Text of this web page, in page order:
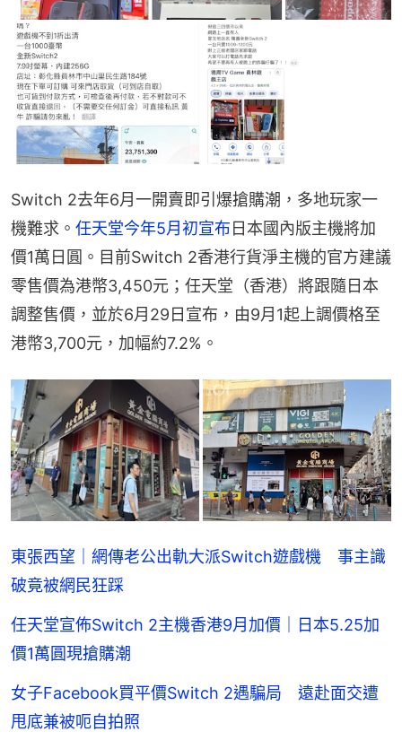
Switch 2去年6月一開賣即引爆搶購潮，多地玩家一
機難求。 任天堂今年5月初宣布 日本國內版主機將加
價1萬日圓。目前Switch 2香港行貨淨主機的官方建議
零售價為港幣3,450元；任天堂（香港）將跟隨日本
調整售價，並於6月29日宣布，由9月1起上調價格至
港幣3,700元，加幅約7.2%。
東張西望｜網傳老公出軌大派Switch遊戲機 事主識
破竟被網民狂踩
任天堂宣佈Switch 2主機香港9月加價｜日本5.25加
價1萬圓現搶購潮
女子Facebook買平價Switch 2遇騙局 遠赴面交遭
甩底兼被呃自拍照